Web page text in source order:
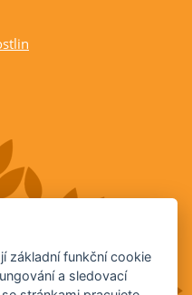
základní funkční cookie
a sledovací